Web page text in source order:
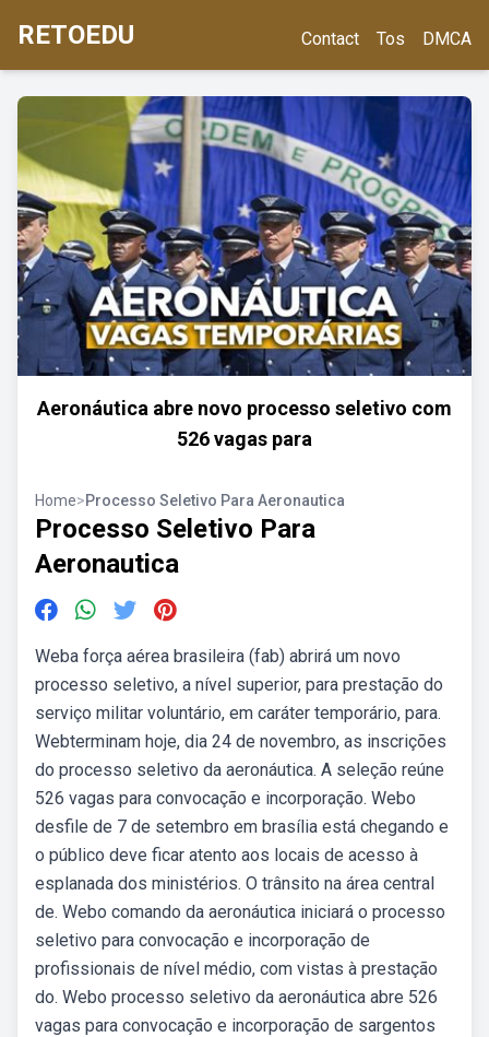
RETOEDU Contact Tos DMCA
Aeronáutica abre novo processo seletivo com
526 vagas para
Home>Processo Seletivo Para Aeronautica
Processo Seletivo Para
Aeronautica
Weba força aérea brasileira (fab) abrirá um novo
processo seletivo, a nível superior, para prestação do
serviço militar voluntário, em caráter temporário, para.
Webterminam hoje, dia 24 de novembro, as inscrições
do processo seletivo da aeronáutica. A seleção reúne
526 vagas para convocação e incorporação. Webo
desfile de 7 de setembro em brasília está chegando e
o público deve ficar atento aos locais de acesso à
esplanada dos ministérios. O trânsito na área central
de. Webo comando da aeronáutica iniciará o processo
seletivo para convocação e incorporação de
profissionais de nível médio, com vistas à prestação
do. Webo processo seletivo da aeronáutica abre 526
vagas para convocação e incorporação de sargentos